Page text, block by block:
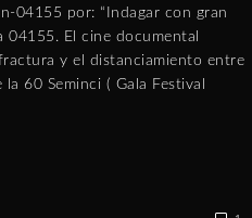
04155 por: “Indagar con gran
04155. El cine documental
y el distanciamiento entre
60 Seminci ( Gala Festival